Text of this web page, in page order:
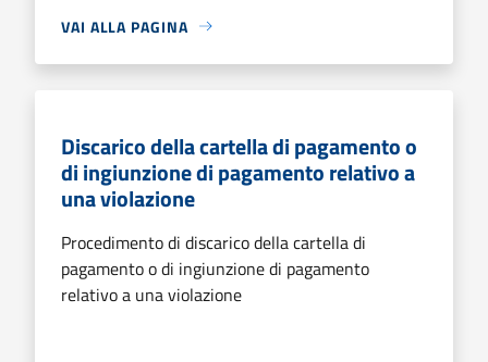
VAI ALLA PAGINA
Discarico della cartella di pagamento o
di ingiunzione di pagamento relativo a
una violazione
Procedimento di discarico della cartella di
pagamento o di ingiunzione di pagamento
relativo a una violazione